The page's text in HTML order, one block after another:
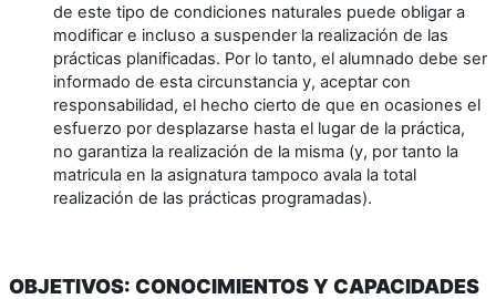
de este tipo de condiciones naturales puede obligar a
modificar e incluso a suspender la realización de las
prácticas planificadas. Por lo tanto, el alumnado debe ser
informado de esta circunstancia y, aceptar con
responsabilidad, el hecho cierto de que en ocasiones el
esfuerzo por desplazarse hasta el lugar de la práctica,
no garantiza la realización de la misma (y, por tanto la
matricula en la asignatura tampoco avala la total
realización de las prácticas programadas).
OBJETIVOS: CONOCIMIENTOS Y CAPACIDADES